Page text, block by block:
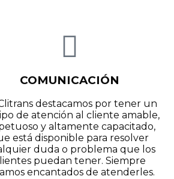
COMUNICACIÓN
destacamos por tener un
de atención al cliente amable,
y altamente capacitado,
está disponible para resolver
duda o problema que los
puedan tener. Siempre
encantados de atenderles.